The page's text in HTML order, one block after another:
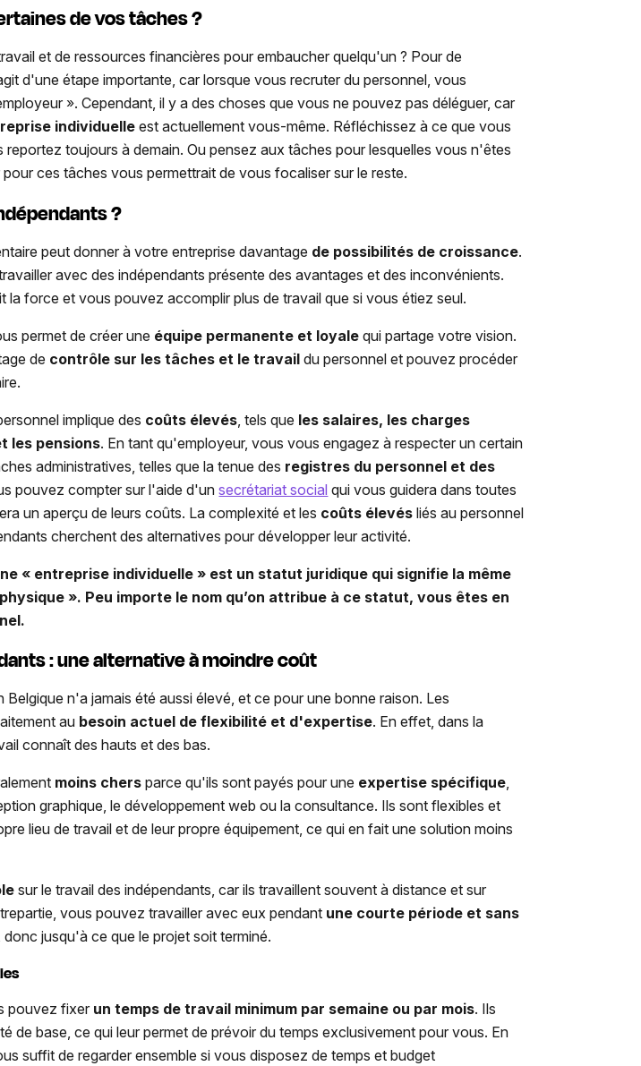
de vos tâches ?
et de ressources financières pour embaucher quelqu'un ? Pour de
d'une étape importante, car lorsque vous recruter du personnel, vous
». Cependant, il y a des choses que vous ne pouvez pas déléguer, car
individuelleest actuellement vous-même. Réfléchissez à ce que vous
toujours à demain. Ou pensez aux tâches pour lesquelles vous n'êtes
ces tâches vous permettrait de vous focaliser sur le reste.
?
peut donner à votre entreprise davantage de possibilités de croissance.
avec des indépendants présente des avantages et des inconvénients.
la force et vous pouvez accomplir plus de travail que si vous étiez seul.
permet de créer une équipe permanente et loyale qui partage votre vision.
de contrôle sur les tâches et le travail du personnel et pouvez procéder
implique des coûts élevés , tels que les salaires, les charges
les pensions. En tant qu'employeur, vous vous engagez à respecter un certain
administratives, telles que la tenue des registres du personnel et des
pouvez compter sur l'aide d'unsecrétariat social qui vous guidera dans toutes
un aperçu de leurs coûts. La complexité et les coûts élevés liés au personnel
cherchent des alternatives pour développer leur activité.
« entreprise individuelle » est un statut juridique qui signifie la même
». Peu importe le nom qu’on attribue à ce statut, vous êtes en
: une alternative à moindre coût
Belgique n'a jamais été aussi élevé, et ce pour une bonne raison. Les
au besoin actuel de flexibilité et d'expertise. En effet, dans la
connaît des hauts et des bas.
moins chers parce qu'ils sont payés pour une expertise spécifique,
graphique, le développement web ou la consultance. Ils sont flexibles et
lieu de travail et de leur propre équipement, ce qui en fait une solution moins
sur le travail des indépendants, car ils travaillent souvent à distance et sur
vous pouvez travailler avec eux pendant une courte période et sans
donc jusqu'à ce que le projet soit terminé.
pouvez fixer un temps de travail minimum par semaine ou par mois. Ils
de base, ce qui leur permet de prévoir du temps exclusivement pour vous. En
suffit de regarder ensemble si vous disposez de temps et budget